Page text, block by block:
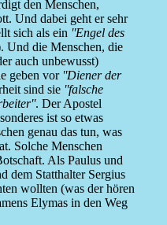
den Menschen,
Und dabei geht er sehr
sich als ein ''Engel des
die Menschen, die
auch unbewusst)
geben vor ''Diener der
sind sie ''falsche
. Der Apostel
ist so etwas
genau das tun, was
Solche Menschen
Als Paulus und
dem Statthalter Sergius
wollten (was der hören
Elymas in den Weg